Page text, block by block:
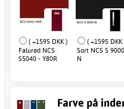
( +1595 DKK )
Falurød NCS
S5040 - Y80R
( +1595 DKK
Sort NCS S
N
Farve på